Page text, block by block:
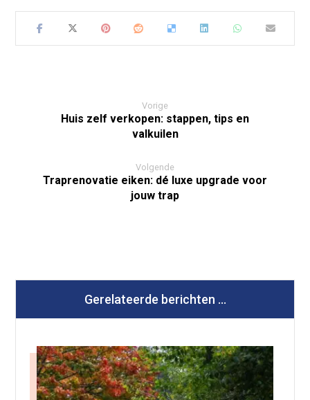
Vorige
Huis zelf verkopen: stappen, tips en
valkuilen
Volgende
Traprenovatie eiken: dé luxe upgrade voor
jouw trap
Gerelateerde berichten ...